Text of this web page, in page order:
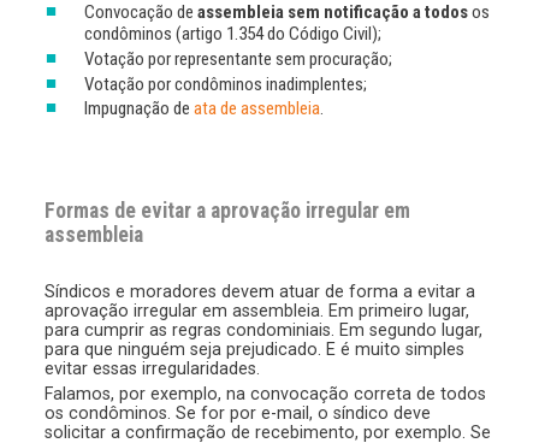
Convocação deassembleia sem notificação a todosos
condôminos (artigo 1.354 do Código Civil);
Votação por representante sem procuração;
Votação por condôminos inadimplentes;
Impugnação deata de assembleia.
Formas de evitar a aprovação irregular em
assembleia
Síndicos e moradores devem atuar de forma a evitar a
aprovação irregular em assembleia. Em primeiro lugar,
para cumprir as regras condominiais. Em segundo lugar,
para que ninguém seja prejudicado. E é muito simples
evitar essas irregularidades.
Falamos, por exemplo, na convocação correta de todos
os condôminos. Se for por e-mail, o síndico deve
solicitar a confirmação de recebimento, por exemplo. Se